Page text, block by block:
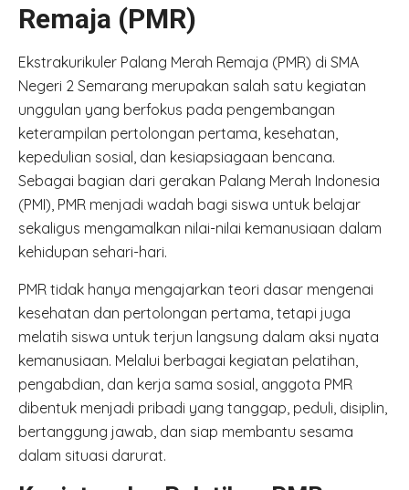
Remaja (PMR)
Ekstrakurikuler Palang Merah Remaja (PMR) di SMA
Negeri 2 Semarang merupakan salah satu kegiatan
unggulan yang berfokus pada pengembangan
keterampilan pertolongan pertama, kesehatan,
kepedulian sosial, dan kesiapsiagaan bencana.
Sebagai bagian dari gerakan Palang Merah Indonesia
(PMI), PMR menjadi wadah bagi siswa untuk belajar
sekaligus mengamalkan nilai-nilai kemanusiaan dalam
kehidupan sehari-hari.
PMR tidak hanya mengajarkan teori dasar mengenai
kesehatan dan pertolongan pertama, tetapi juga
melatih siswa untuk terjun langsung dalam aksi nyata
kemanusiaan. Melalui berbagai kegiatan pelatihan,
pengabdian, dan kerja sama sosial, anggota PMR
dibentuk menjadi pribadi yang tanggap, peduli, disiplin,
bertanggung jawab, dan siap membantu sesama
dalam situasi darurat.